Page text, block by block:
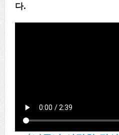
다.